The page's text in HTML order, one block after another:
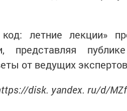
летние лекции»
представляя
от ведущих
disk. yandex. ru/d/